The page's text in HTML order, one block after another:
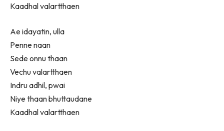
Kaadhal valartthaen
Ae idayatin, ulla
Penne naan
Sede onnu thaan
Vechu valartthaen
Indru adhil, pwai
Niye thaan bhuttaudane
Kaadhal valartthaen